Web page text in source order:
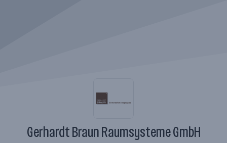
Gerhardt Braun Raumsysteme GmbH